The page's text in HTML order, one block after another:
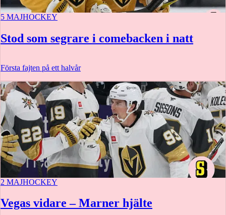
5 MAJHOCKEY
Stod som segrare i comebacken i natt
Första fajten på ett halvår
2 MAJHOCKEY
Vegas vidare – Marner hjälte